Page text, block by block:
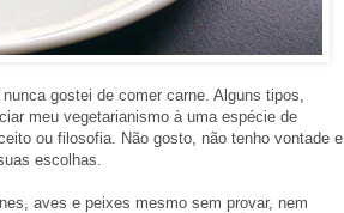
gostei de comer carne. Alguns tipos,
meu vegetarianismo à uma espécie de
ou filosofia. Não gosto, não tenho vontade e
escolhas.
aves e peixes mesmo sem provar, nem